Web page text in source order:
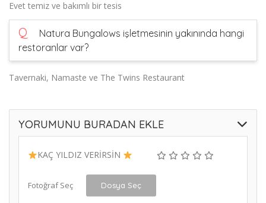
Evet temiz ve bakımlı bir tesis
Q
Natura Bungalows işletmesinin yakınında hangi
restoranlar var?
Tavernaki, Namaste ve The Twins Restaurant
YORUMUNU BURADAN EKLE
KAÇ YILDIZ VERİRSİN
Fotoğraf Seç Dosya Seç